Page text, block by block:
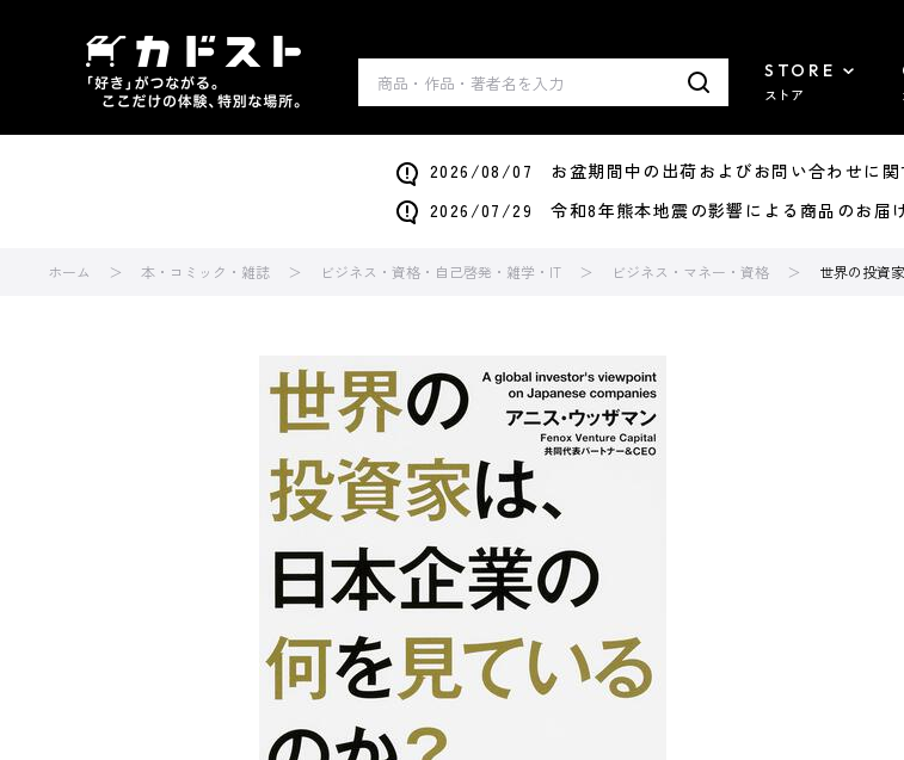
STORE
ストア
2026/08/07 お盆期間中の出荷およびお問い合わせに関
2026/07/29 令和8年熊本地震の影響による商品のお届
ホーム 本・コミック・雑誌 ビジネス・資格・自己啓発・雑学・IT ビジネス・マネー・資格 世界の投資